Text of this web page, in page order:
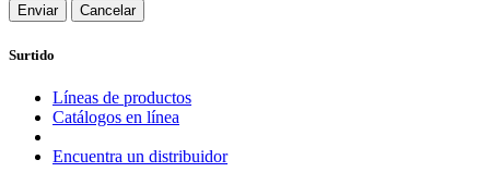
Enviar Cancelar
Surtido
Líneas de productos
Catálogos en línea
Encuentra un distribuidor